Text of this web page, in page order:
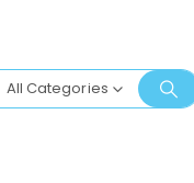
All Categories